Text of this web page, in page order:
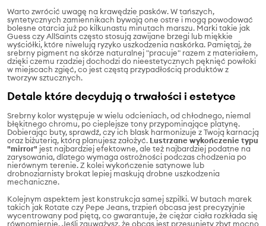
Warto zwrócić uwagę na krawędzie pasków. W tańszych,
syntetycznych zamiennikach bywają one ostre i mogą powodować
bolesne otarcia już po kilkunastu minutach marszu. Marki takie jak
Guess czy AllSaints często stosują zawijane brzegi lub miękkie
wyściółki, które niwelują ryzyko uszkodzenia naskórka. Pamiętaj, że
srebrny pigment na skórze naturalnej "pracuje" razem z materiałem,
dzięki czemu rzadziej dochodzi do nieestetycznych pęknięć powłoki
w miejscach zgięć, co jest częstą przypadłością produktów z
tworzyw sztucznych.
Detale które decydują o trwałości i estetyce
Srebrny kolor występuje w wielu odcieniach, od chłodnego, niemal
błękitnego chromu, po cieplejsze tony przypominające platynę.
Dobierając buty, sprawdź, czy ich blask harmonizuje z Twoją karnacją
oraz biżuterią, którą planujesz założyć. Lustrzane wykończenie typu
"mirror" jest najbardziej efektowne, ale też najbardziej podatne na
zarysowania, dlatego wymaga ostrożności podczas chodzenia po
nierównym terenie. Z kolei wykończenie satynowe lub
drobnoziarnisty brokat lepiej maskują drobne uszkodzenia
mechaniczne.
Kolejnym aspektem jest konstrukcja samej szpilki. W butach marek
takich jak Rotate czy Pepe Jeans, trzpień obcasa jest precyzyjnie
wycentrowany pod piętą, co gwarantuje, że ciężar ciała rozkłada się
równomiernie. Jeśli zauważysz, że obcas jest przesunięty zbyt mocno